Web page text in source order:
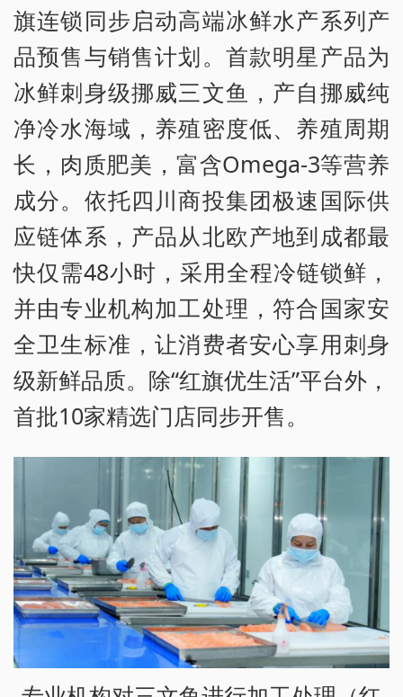
旗连锁同步启动高端冰鲜水产系列产
品预售与销售计划。首款明星产品为
冰鲜刺身级挪威三文鱼，产自挪威纯
净冷水海域，养殖密度低、养殖周期
长，肉质肥美，富含Omega-3等营养
成分。依托四川商投集团极速国际供
应链体系，产品从北欧产地到成都最
快仅需48小时，采用全程冷链锁鲜，
并由专业机构加工处理，符合国家安
全卫生标准，让消费者安心享用刺身
级新鲜品质。除“红旗优生活”平台外，
首批10家精选门店同步开售。